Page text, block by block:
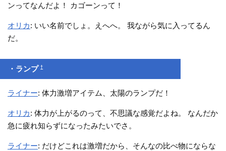
ンってなんだよ！ カゴーンって！
オリカ: いい名前でしょ。えへへ。 我ながら気に入ってるん
だ。
・ランプ†
ライナー: 体力激増アイテム、太陽のランプだ！
オリカ: 体力が上がるのって、不思議な感覚だよね。 なんだか
急に疲れ知らずになったみたいでさ。
ライナー: だけどこれは激増だから、そんなの比べ物にならな